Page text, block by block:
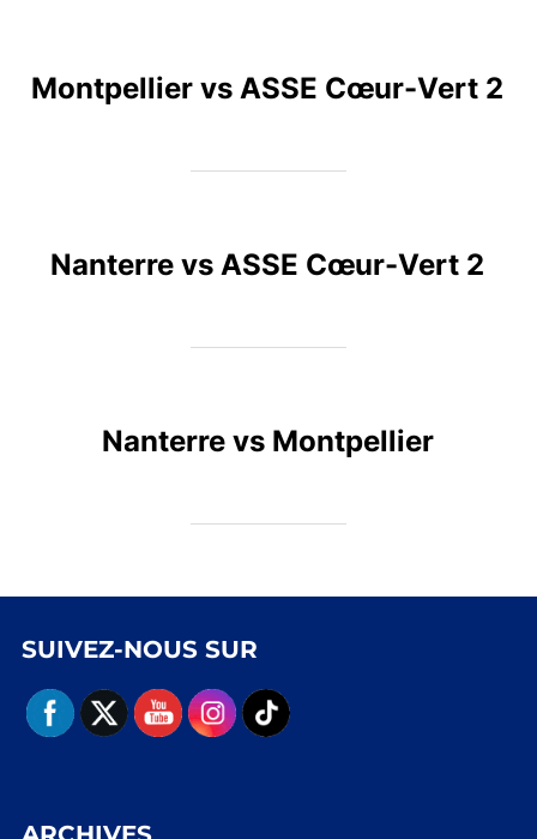
Montpellier vs ASSE Cœur-Vert 2
Nanterre vs ASSE Cœur-Vert 2
Nanterre vs Montpellier
SUIVEZ-NOUS SUR